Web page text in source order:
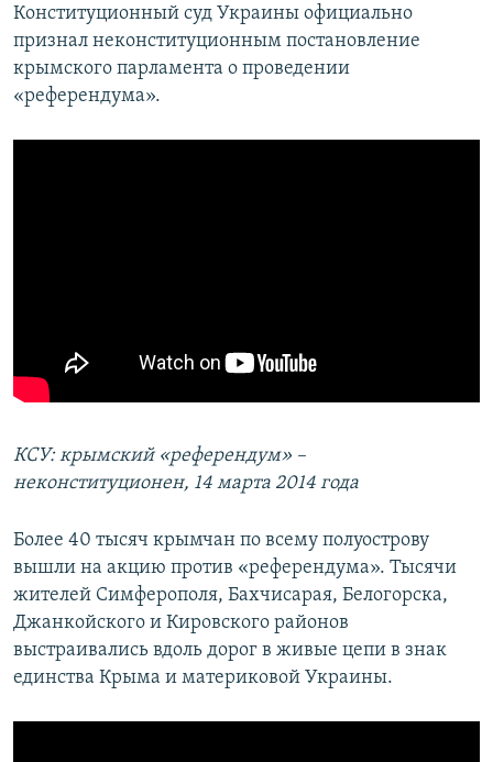
Конституционный суд Украины официально
признал неконституционным постановление
крымского парламента о проведении
«референдума».
КСУ: крымский «референдум» –
неконституционен, 14 марта 2014 года
Более 40 тысяч крымчан по всему полуострову
вышли на акцию против «референдума». Тысячи
жителей Симферополя, Бахчисарая, Белогорска,
Джанкойского и Кировского районов
выстраивались вдоль дорог в живые цепи в знак
единства Крыма и материковой Украины.